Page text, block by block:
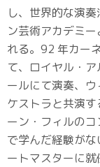
し、世界的な演
ン芸術アカデミ
れる。92 年カー
て、ロイヤル・
ールにて演奏、
ケストラと共演
ーン・フィルの
で学んだ経験が
ートマスターに